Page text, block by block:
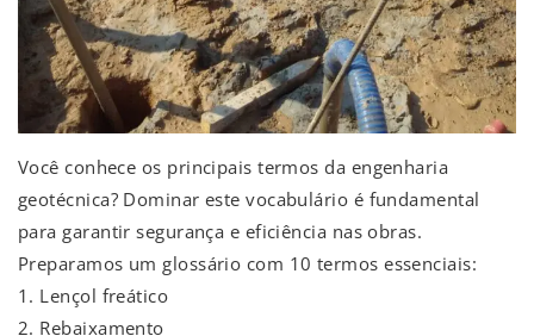
Você conhece os principais termos da engenharia
geotécnica? Dominar este vocabulário é fundamental
para garantir segurança e eficiência nas obras.
Preparamos um glossário com 10 termos essenciais:
1. Lençol freático
2. Rebaixamento